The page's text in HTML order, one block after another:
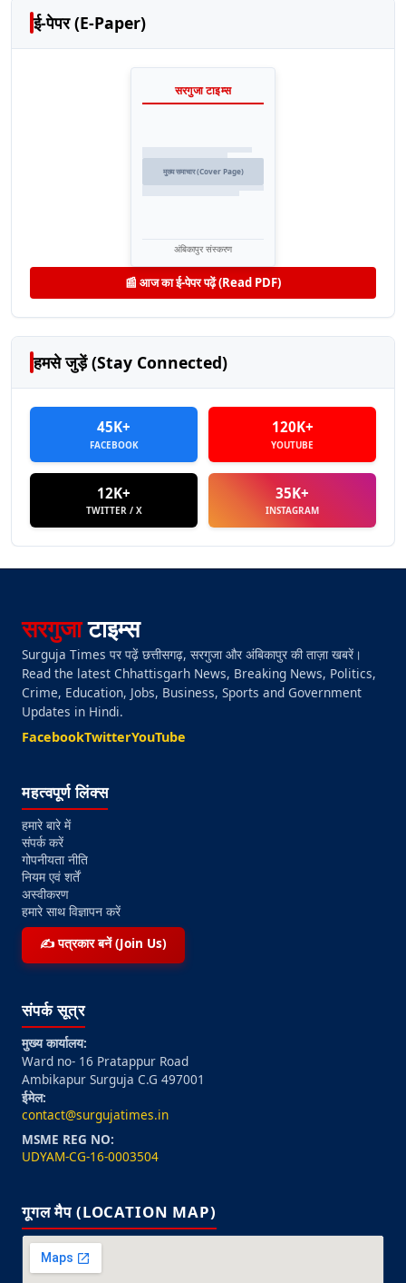
ई-पेपर (E-Paper)
सरगुजा टाइम्स
मुख्य समाचार (Cover Page)
अंबिकापुर संस्करण
📰 आज का ई-पेपर पढ़ें (Read PDF)
हमसे जुड़ें (Stay Connected)
45K+
FACEBOOK
120K+
YOUTUBE
12K+
TWITTER / X
35K+
INSTAGRAM
सरगुजाटाइम्स
Surguja Times पर पढ़ें छत्तीसगढ़, सरगुजा और अंबिकापुर की ताज़ा खबरें।
Read the latest Chhattisgarh News, Breaking News, Politics,
Crime, Education, Jobs, Business, Sports and Government
Updates in Hindi.
FacebookTwitterYouTube
महत्वपूर्ण लिंक्स
हमारे बारे में
संपर्क करें
गोपनीयता नीति
नियम एवं शर्तें
अस्वीकरण
हमारे साथ विज्ञापन करें
✍️ पत्रकार बनें (Join Us)
संपर्क सूत्र
मुख्य कार्यालय:
Ward no- 16 Pratappur Road
Ambikapur Surguja C.G 497001
ईमेल:
contact@surgujatimes.in
MSME REG NO:
UDYAM-CG-16-0003504
गूगल मैप (LOCATION MAP)